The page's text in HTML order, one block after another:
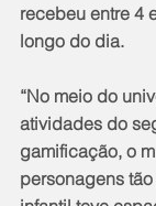
recebeu entre 4
longo do dia.
“No meio do
atividades do
gamificação, o
personagens